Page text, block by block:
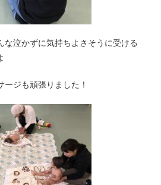
な泣かずに気持ちよさそうに受ける
ジも頑張りました！